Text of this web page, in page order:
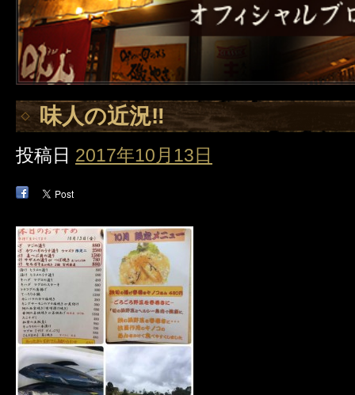
味人の近況‼️
投稿日 2017年10月13日